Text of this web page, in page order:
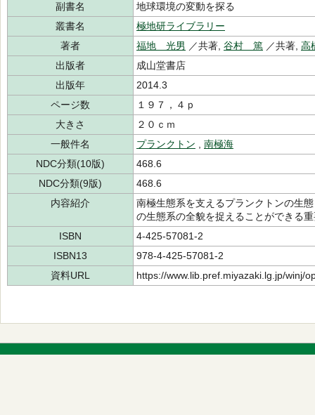
副書名
地球環境の変動を探る
叢書名
極地研ライブラリー
著者
福地 光男 ／共著, 谷村 篤 ／共著, 高
出版者
成山堂書店
出版年
2014.3
ページ数
１９７，４ｐ
大きさ
２０ｃｍ
一般件名
プランクトン
南極海
NDC分類(10版)
468.6
NDC分類(9版)
468.6
内容紹介
南極生態系を支えるプランクトンの生
の生態系の全貌を捉えることができる
ISBN
4-425-57081-2
ISBN13
978-4-425-57081-2
資料URL
https://www.lib.pref.miyazaki.lg.jp/winj/